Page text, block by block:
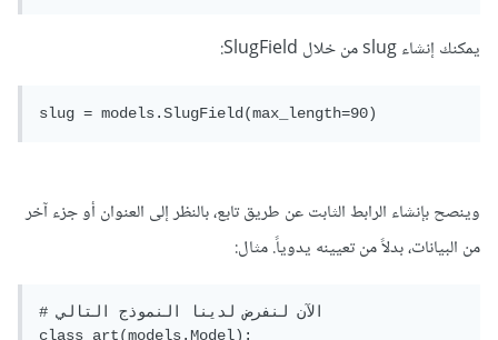
يمكنك إنشاء slug من خلال SlugField:
slug = models.SlugField(max_length=90)
وينصح بإنشاء الرابط الثابت عن طريق تابع، بالنظر إلى العنوان أو جزء آخر
من البيانات، بدلاً من تعيينه يدوياً. مثال:
# الآن لنفرض لدينا النموذج التالي
class art(models.Model):